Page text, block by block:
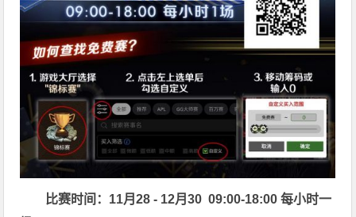
比赛时间：11月28 - 12月30 09:00-18:00 每小时一